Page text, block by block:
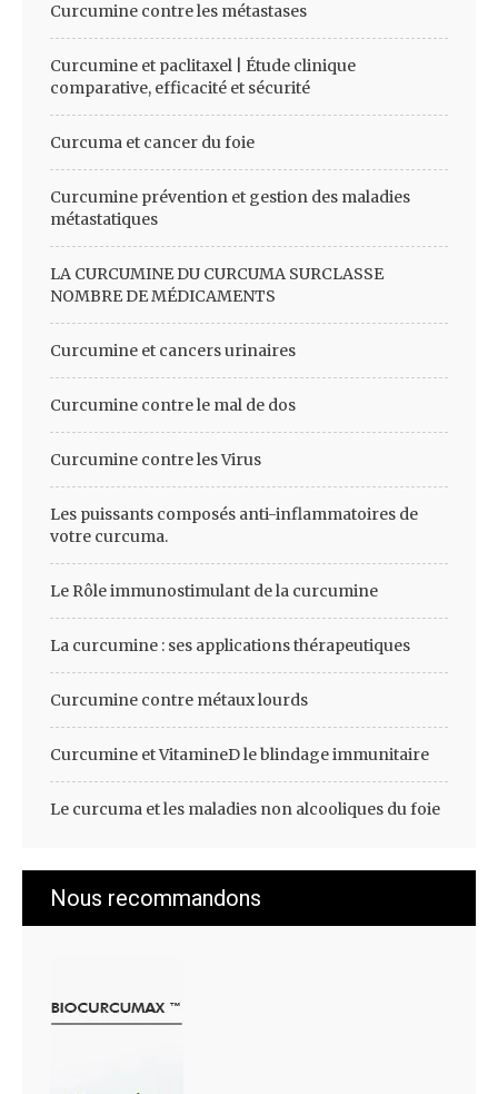
Curcumine contre les métastases
Curcumine et paclitaxel | Étude clinique
comparative, efficacité et sécurité
Curcuma et cancer du foie
Curcumine prévention et gestion des maladies
métastatiques
LA CURCUMINE DU CURCUMA SURCLASSE
NOMBRE DE MÉDICAMENTS
Curcumine et cancers urinaires
Curcumine contre le mal de dos
Curcumine contre les Virus
Les puissants composés anti-inflammatoires de
votre curcuma.
Le Rôle immunostimulant de la curcumine
La curcumine : ses applications thérapeutiques
Curcumine contre métaux lourds
Curcumine et VitamineD le blindage immunitaire
Le curcuma et les maladies non alcooliques du foie
Nous recommandons